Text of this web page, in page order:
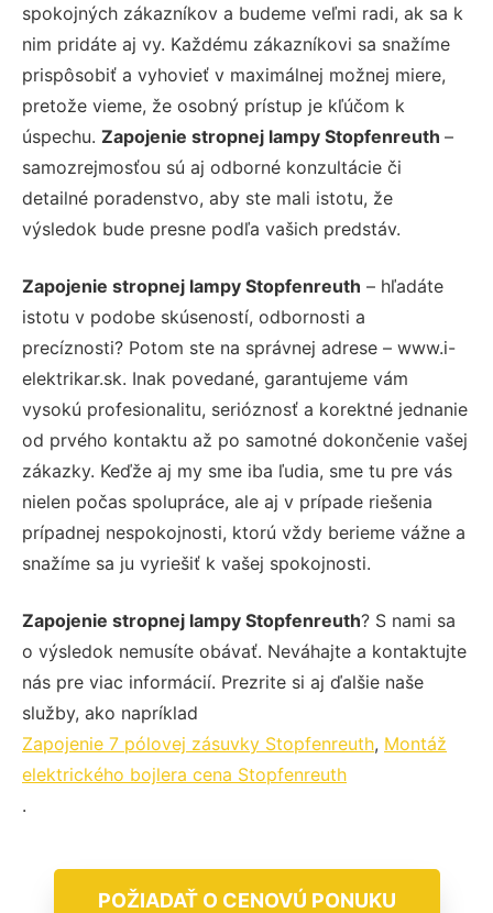
spokojných zákazníkov a budeme veľmi radi, ak sa k
nim pridáte aj vy. Každému zákazníkovi sa snažíme
prispôsobiť a vyhovieť v maximálnej možnej miere,
pretože vieme, že osobný prístup je kľúčom k
úspechu. Zapojenie stropnej lampy Stopfenreuth –
samozrejmosťou sú aj odborné konzultácie či
detailné poradenstvo, aby ste mali istotu, že
výsledok bude presne podľa vašich predstáv.
Zapojenie stropnej lampy Stopfenreuth – hľadáte
istotu v podobe skúseností, odbornosti a
precíznosti? Potom ste na správnej adrese – www.i-
elektrikar.sk. Inak povedané, garantujeme vám
vysokú profesionalitu, serióznosť a korektné jednanie
od prvého kontaktu až po samotné dokončenie vašej
zákazky. Keďže aj my sme iba ľudia, sme tu pre vás
nielen počas spolupráce, ale aj v prípade riešenia
prípadnej nespokojnosti, ktorú vždy berieme vážne a
snažíme sa ju vyriešiť k vašej spokojnosti.
Zapojenie stropnej lampy Stopfenreuth? S nami sa
o výsledok nemusíte obávať. Neváhajte a kontaktujte
nás pre viac informácií. Prezrite si aj ďalšie naše
služby, ako napríklad
Zapojenie 7 pólovej zásuvky Stopfenreuth, Montáž
elektrického bojlera cena Stopfenreuth
.
POŽIADAŤ O CENOVÚ PONUKU